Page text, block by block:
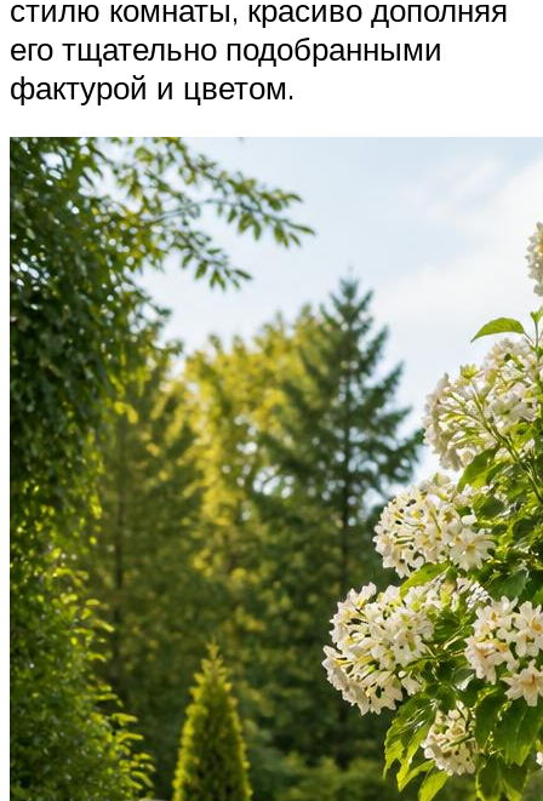
стилю комнаты, красиво дополняя
его тщательно подобранными
фактурой и цветом.